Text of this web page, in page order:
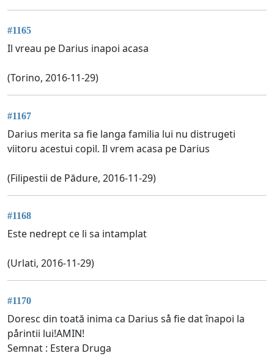
#1165
Il vreau pe Darius inapoi acasa
(Torino, 2016-11-29)
#1167
Darius merita sa fie langa familia lui nu distrugeti
viitoru acestui copil. Il vrem acasa pe Darius
(Filipestii de Pădure, 2016-11-29)
#1168
Este nedrept ce li sa intamplat
(Urlati, 2016-11-29)
#1170
Doresc din toată inima ca Darius så fie dat înapoi la
pårintii lui!AMIN!
Semnat : Estera Druga